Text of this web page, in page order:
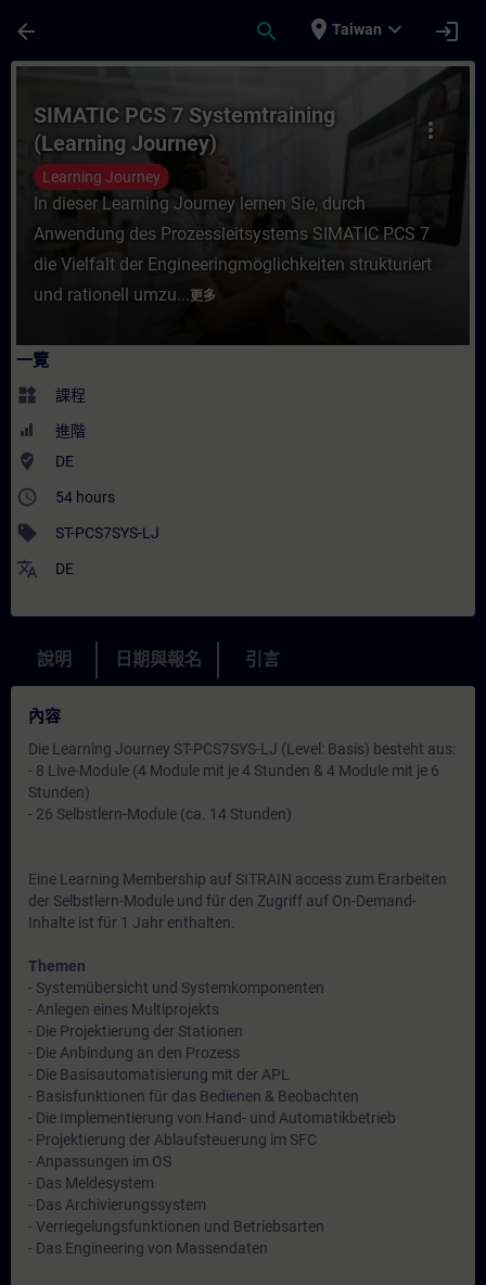
arrow_back search place Taiwan expand_more login
課程 - SIMATIC PCS 7 Systemtraining
more_vert
SIMATIC PCS 7 Systemtraining
(Learning Journey)
Learning Journey
In dieser Learning Journey lernen Sie, durch
Anwendung des Prozessleitsystems SIMATIC PCS 7
die Vielfalt der Engineeringmöglichkeiten strukturiert
und rationell umzu...更多
一覽
widgets 課程
進階
where_to_vote DE
access_time 54 hours
sell ST-PCS7SYS-LJ
translate DE
說明 日期與報名 引言
內容
Die Learning Journey ST-PCS7SYS-LJ (Level: Basis) besteht aus:
- 8 Live-Module (4 Module mit je 4 Stunden & 4 Module mit je 6
Stunden)
- 26 Selbstlern-Module (ca. 14 Stunden)
Eine Learning Membership auf SITRAIN access zum Erarbeiten
der Selbstlern-Module und für den Zugriff auf On-Demand-
Inhalte ist für 1 Jahr enthalten.
Themen
- Systemübersicht und Systemkomponenten
- Anlegen eines Multiprojekts
- Die Projektierung der Stationen
- Die Anbindung an den Prozess
- Die Basisautomatisierung mit der APL
- Basisfunktionen für das Bedienen & Beobachten
- Die Implementierung von Hand- und Automatikbetrieb
- Projektierung der Ablaufsteuerung im SFC
- Anpassungen im OS
- Das Meldesystem
- Das Archivierungssystem
- Verriegelungsfunktionen und Betriebsarten
- Das Engineering von Massendaten